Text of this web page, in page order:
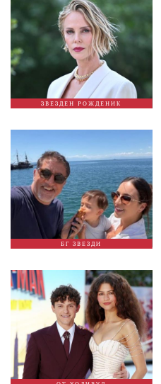
ЗВЕЗДЕН РОЖДЕНИК
БГ ЗВЕЗДИ